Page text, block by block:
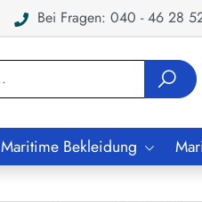
Bei Fragen: 040 - 46 28
Maritime Bekleidung